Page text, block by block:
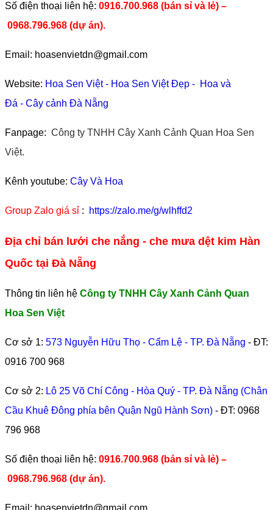
​Số điện thoại liên hệ: 0916.700.968 (bán sỉ và lẻ) –
0968.796.968 (dự án).
Email: hoasenvietdn@gmail.com
Website: Hoa Sen Việt- Hoa Sen Việt Đẹp - Hoa và
Đá - Cây cảnh Đà Nẵng
Fanpage: Công ty TNHH Cây Xanh Cảnh Quan Hoa Sen
Việt.
Kênh youtube: Cây Và Hoa
Group Zalo giá sỉ : https://zalo.me/g/wlhffd2
Địa chỉ bán lưới che nắng - che mưa dệt kim Hàn
Quốc tại Đà Nẵng
Thông tin liên hệ Công ty TNHH Cây Xanh Cảnh Quan
Hoa Sen Việt
Cơ sở 1: 573 Nguyễn Hữu Thọ - Cẩm Lệ - TP. Đà Nẵng - ĐT:
0916 700 968
Cơ sở 2: Lô 25 Võ Chí Công - Hòa Quý - TP. Đà Nẵng (Chân
Cầu Khuê Đông phía bên Quận Ngũ Hành Sơn) - ĐT: 0968
796 968
​Số điện thoại liên hệ: 0916.700.968 (bán sỉ và lẻ) –
0968.796.968 (dự án).